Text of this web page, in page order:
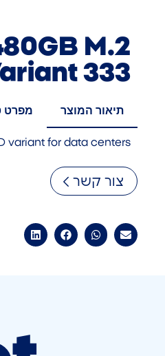
M.2
333
תיאור המוצר מפרט
variant for data centers
צור קשר